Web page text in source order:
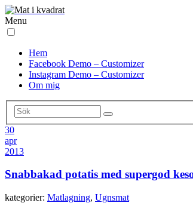
Menu
Hem
Facebook Demo – Customizer
Instagram Demo – Customizer
Om mig
30
apr
2013
Snabbakad potatis med supergod
kategorier: Matlagning, Ugnsmat